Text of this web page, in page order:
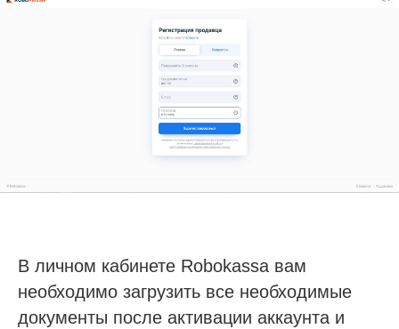
В личном кабинете Robokassa вам
необходимо загрузить все необходимые
документы после активации аккаунта и